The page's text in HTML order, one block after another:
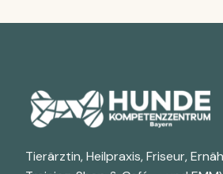
Tierärztin, Heilpraxis, Friseur,